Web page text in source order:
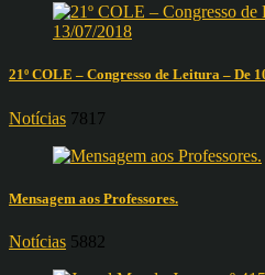
21º COLE – Congresso de Leitura – De
Notícias 7817
Mensagem aos Professores.
Notícias 5882